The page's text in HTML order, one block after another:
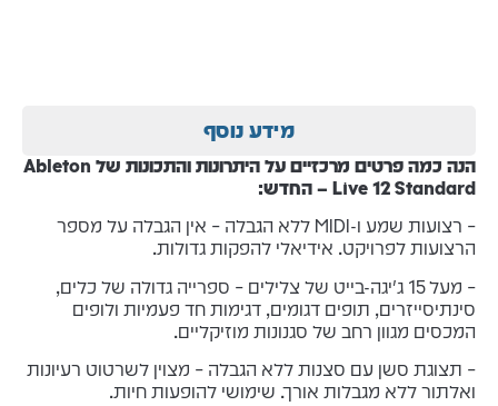
מידע נוסף
הנה כמה פרטים מרכזיים על היתרונות והתכונות של Ableton
Live 12 Standard – החדש:
– רצועות שמע ו-MIDI ללא הגבלה – אין הגבלה על מספר
הרצועות לפרויקט. אידיאלי להפקות גדולות.
– מעל 15 ג'יגה-בייט של צלילים – ספרייה גדולה של כלים,
סינתיסייזרים, תופים דגומים, דגימות חד פעמיות ולופים
המכסים מגוון רחב של סגנונות מוזיקליים.
– תצוגת סשן עם סצנות ללא הגבלה – מצוין לשרטוט רעיונות
ואלתור ללא מגבלות אורך. שימושי להופעות חיות.